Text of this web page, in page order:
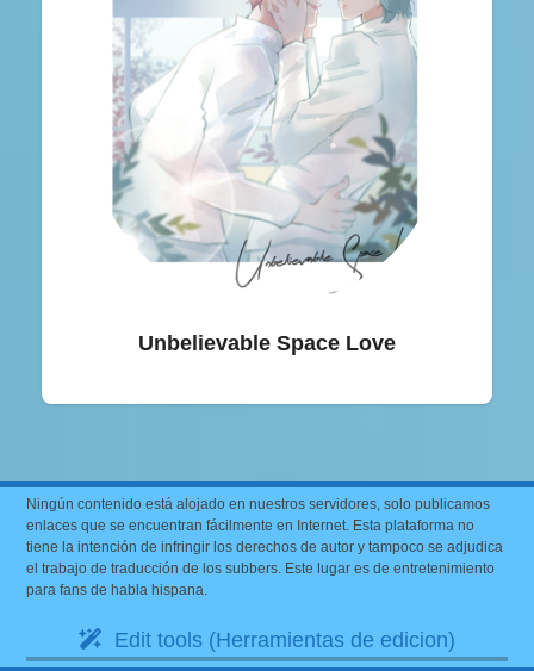
Unbelievable Space Love
Ningún contenido está alojado en nuestros servidores, solo publicamos
enlaces que se encuentran fácilmente en Internet. Esta plataforma no
tiene la intención de infringir los derechos de autor y tampoco se adjudica
el trabajo de traducción de los subbers. Este lugar es de entretenimiento
para fans de habla hispana.
Edit tools (Herramientas de edicion)